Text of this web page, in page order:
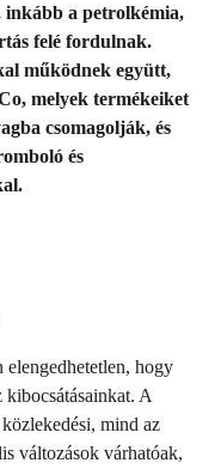
inkább a petrolkémia,
felé fordulnak.
működnek együtt,
melyek termékeiket
csomagolják, és
és
hogy
A
mind az
változások várhatóak,